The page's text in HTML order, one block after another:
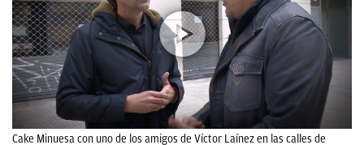
Cake Minuesa con uno de los amigos de Víctor Laínez en las calles de